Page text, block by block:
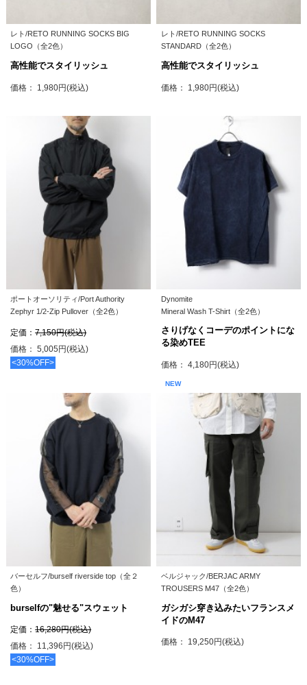
レト/RETO RUNNING SOCKS BIG
LOGO（全2色）
高性能でスタイリッシュ
価格： 1,980円(税込)
レト/RETO RUNNING SOCKS
STANDARD（全2色）
高性能でスタイリッシュ
価格： 1,980円(税込)
ポートオーソリティ/Port Authority
Zephyr 1/2-Zip Pullover（全2色）
定価：7,150円(税込)
価格： 5,005円(税込)
<30%OFF>
Dynomite
Mineral Wash T-Shirt（全2色）
さりげなくコーデのポイントにな
る染めTEE
価格： 4,180円(税込)
バーセルフ/burself riverside top（全２
色）
burselfの"魅せる"スウェット
定価：16,280円(税込)
価格： 11,396円(税込)
<30%OFF>
NEW
ベルジャック/BERJAC ARMY
TROUSERS M47（全2色）
ガシガシ穿き込みたいフランスメ
イドのM47
価格： 19,250円(税込)